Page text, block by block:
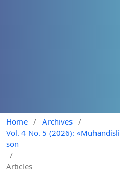
Home / Archives /
Vol. 4 No. 5 (2026):
son
/
Articles